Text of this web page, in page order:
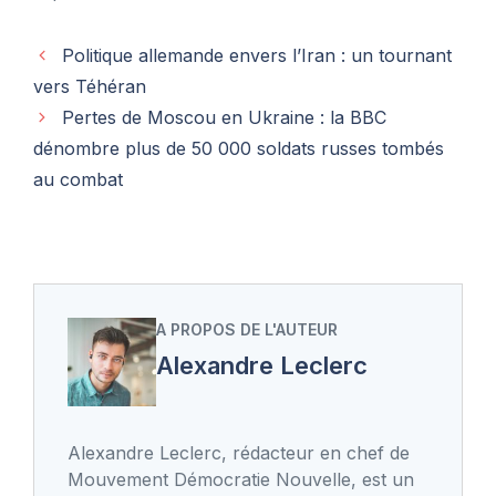
Politique allemande envers l’Iran : un tournant
vers Téhéran
Pertes de Moscou en Ukraine : la BBC
dénombre plus de 50 000 soldats russes tombés
au combat
A PROPOS DE L'AUTEUR
Alexandre Leclerc
Alexandre Leclerc, rédacteur en chef de
Mouvement Démocratie Nouvelle, est un